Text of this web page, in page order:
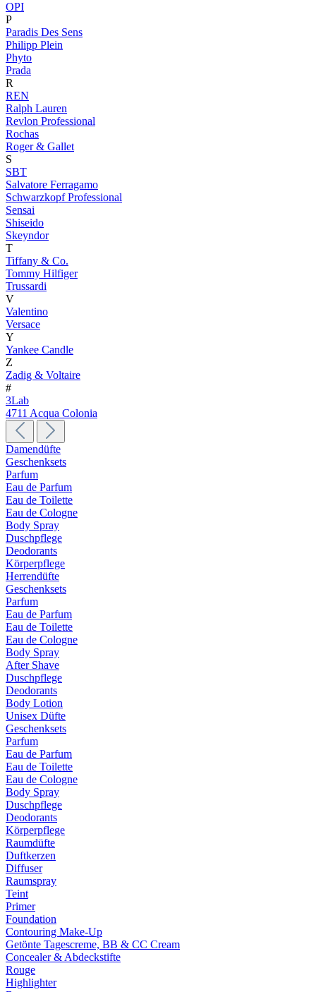
OPI
P
Paradis Des Sens
Philipp Plein
Phyto
Prada
R
REN
Ralph Lauren
Revlon Professional
Rochas
Roger & Gallet
S
SBT
Salvatore Ferragamo
Schwarzkopf Professional
Sensai
Shiseido
Skeyndor
T
Tiffany & Co.
Tommy Hilfiger
Trussardi
V
Valentino
Versace
Y
Yankee Candle
Z
Zadig & Voltaire
#
3Lab
4711 Acqua Colonia
Damendüfte
Geschenksets
Parfum
Eau de Parfum
Eau de Toilette
Eau de Cologne
Body Spray
Duschpflege
Deodorants
Körperpflege
Herrendüfte
Geschenksets
Parfum
Eau de Parfum
Eau de Toilette
Eau de Cologne
Body Spray
After Shave
Duschpflege
Deodorants
Body Lotion
Unisex Düfte
Geschenksets
Parfum
Eau de Parfum
Eau de Toilette
Eau de Cologne
Body Spray
Duschpflege
Deodorants
Körperpflege
Raumdüfte
Duftkerzen
Diffuser
Raumspray
Teint
Primer
Foundation
Contouring Make-Up
Getönte Tagescreme, BB & CC Cream
Concealer & Abdeckstifte
Rouge
Highlighter